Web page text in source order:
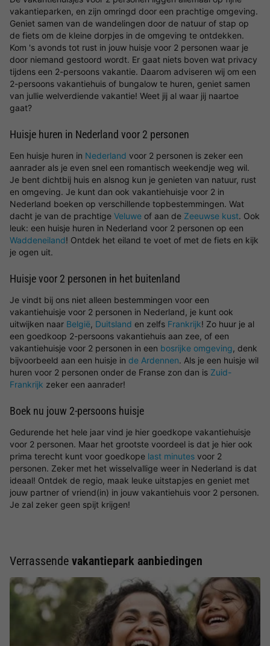
vakantieparken, en zijn omringd door een prachtige omgeving.
Geniet samen van de wandelingen door de natuur of stap op
de fiets om de kleine dorpjes in de omgeving te ontdekken.
Kom 's avonds tot rust in jouw huisje voor 2 personen waar je
door niemand gestoord wordt. Er gaat niets boven wat privacy
tijdens een 2-persoons vakantie. Daarom adviseren wij om een
2-persoons vakantiehuis of bungalow te huren, geniet samen
van jullie welverdiende vakantie! Weet jij al waar jij naartoe
gaat?
Huisje huren in Nederland voor 2 personen
Een huisje huren in Nederland voor 2 personen is zeker een
aanrader als je even snel een romantisch weekendje weg wil.
Je bent dichtbij huis en alsnog kun je genieten van natuur, rust
en omgeving. Je kunt dan ook vakantiehuisje voor 2 in
Nederland boeken op verschillende topbestemmingen. Wat
dacht je van de prachtige Veluwe of aan de Zeeuwse kust. Ook
leuk: een huisje huren in Nederland voor 2 personen op een
Waddeneiland! Ontdek het eiland te voet of met de fiets en kijk
je ogen uit.
Huisje voor 2 personen in het buitenland
Je vindt bij ons niet alleen bestemmingen voor een
vakantiehuisje voor 2 personen in Nederland, je kunt ook
uitwijken naar België, Duitsland en zelfs Frankrijk! Zo huur je al
een goedkoop 2-persoons vakantiehuis aan zee, of een
vakantiehuisje voor 2 personen in een bosrijke omgeving, denk
bijvoorbeeld aan een huisje in de Ardennen. Als je een huisje wil
huren voor 2 personen onder de Franse zon dan is Zuid-
Frankrijk zeker een aanrader!
Boek nu jouw 2-persoons huisje
Gedurende het hele jaar vind je hier goedkope vakantiehuisje
voor 2 personen. Maar het grootste voordeel is dat je hier ook
prima terecht kunt voor goedkope last minutes voor 2
personen. Zeker met het wisselvallige weer in Nederland is dat
ideaal! Ontdek de regio, maak leuke uitstapjes en geniet met
jouw partner of vriend(in) in jouw vakantiehuis voor 2 personen.
Je zal zeker geen spijt krijgen!
Verrassende vakantiepark aanbiedingen